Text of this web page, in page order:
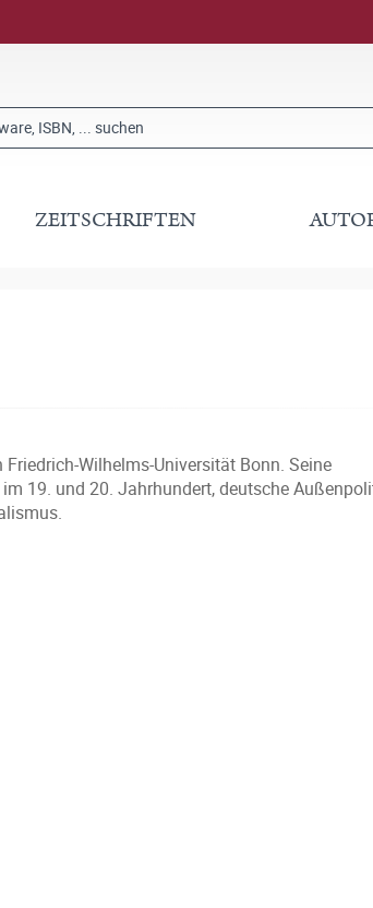
ZEITSCHRIFTEN
Wilhelms-Universität Bonn. Seine
19. und 20. Jahrhundert, deutsche